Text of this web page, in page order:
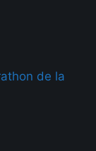
de la